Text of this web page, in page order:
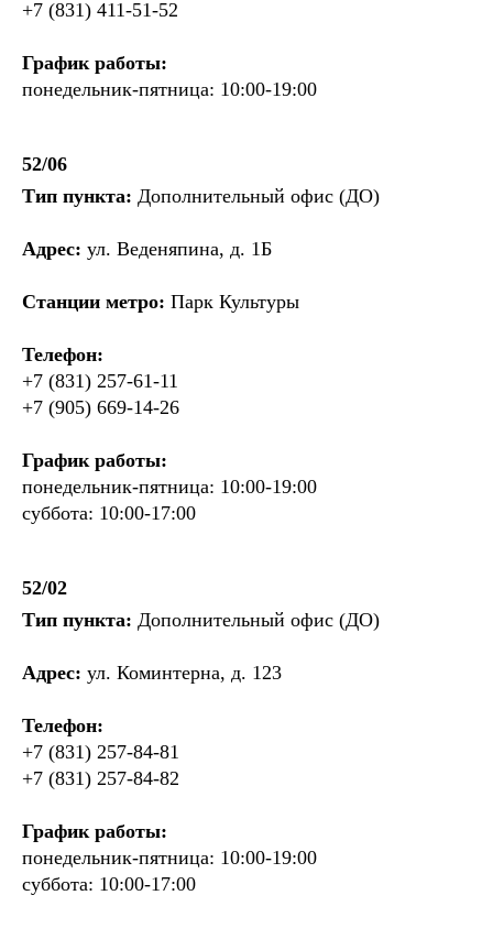
+7 (831) 411-51-52
График работы:
понедельник-пятница: 10:00-19:00
52/06
Тип пункта: Дополнительный офис (ДО)
Адрес: ул. Веденяпина, д. 1Б
Станции метро: Парк Культуры
Телефон:
+7 (831) 257-61-11
+7 (905) 669-14-26
График работы:
понедельник-пятница: 10:00-19:00
суббота: 10:00-17:00
52/02
Тип пункта: Дополнительный офис (ДО)
Адрес: ул. Коминтерна, д. 123
Телефон:
+7 (831) 257-84-81
+7 (831) 257-84-82
График работы:
понедельник-пятница: 10:00-19:00
суббота: 10:00-17:00